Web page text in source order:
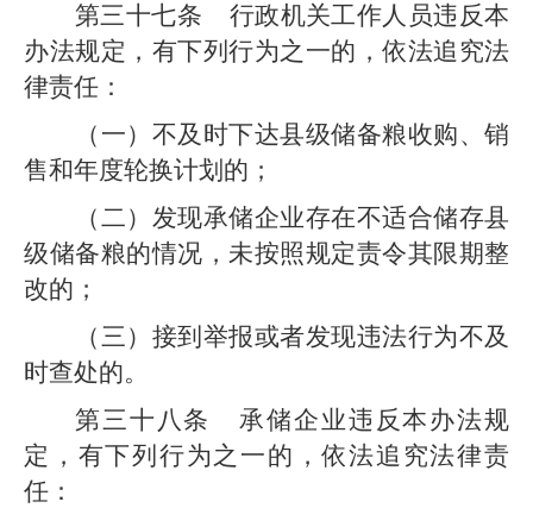
第三十七条
行政机关工作人员违反本
办法规定，有下列行为之一的，依法追究法
律责任：
（一） 不及时下达县级储备粮收购、销
售和年度轮换计划的；
（二） 发现承储企业存在不适合储存县
级储备粮的情况，未按照规定责令其限期整
改的；
（三） 接到举报或者发现违法行为不及
时查处的。
第三十八条
承储企业违反本办法规
定，有下列行为之一的，依法追究法律责
任：